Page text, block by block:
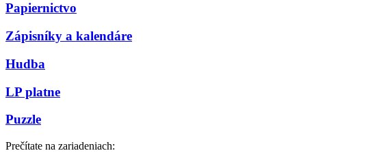
Papiernictvo
Zápisníky a kalendáre
Hudba
LP platne
Puzzle
Prečítate na zariadeniach: